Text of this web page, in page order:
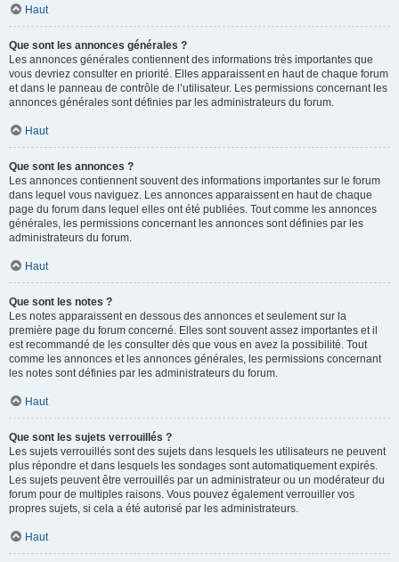
Haut
Que sont les annonces générales ?
Les annonces générales contiennent des informations très importantes que
vous devriez consulter en priorité. Elles apparaissent en haut de chaque forum
et dans le panneau de contrôle de l’utilisateur. Les permissions concernant les
annonces générales sont définies par les administrateurs du forum.
Haut
Que sont les annonces ?
Les annonces contiennent souvent des informations importantes sur le forum
dans lequel vous naviguez. Les annonces apparaissent en haut de chaque
page du forum dans lequel elles ont été publiées. Tout comme les annonces
générales, les permissions concernant les annonces sont définies par les
administrateurs du forum.
Haut
Que sont les notes ?
Les notes apparaissent en dessous des annonces et seulement sur la
première page du forum concerné. Elles sont souvent assez importantes et il
est recommandé de les consulter dès que vous en avez la possibilité. Tout
comme les annonces et les annonces générales, les permissions concernant
les notes sont définies par les administrateurs du forum.
Haut
Que sont les sujets verrouillés ?
Les sujets verrouillés sont des sujets dans lesquels les utilisateurs ne peuvent
plus répondre et dans lesquels les sondages sont automatiquement expirés.
Les sujets peuvent être verrouillés par un administrateur ou un modérateur du
forum pour de multiples raisons. Vous pouvez également verrouiller vos
propres sujets, si cela a été autorisé par les administrateurs.
Haut